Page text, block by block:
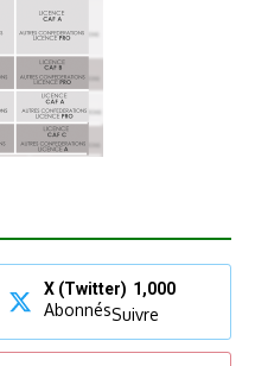
X (Twitter) 1,000
AbonnésSuivre